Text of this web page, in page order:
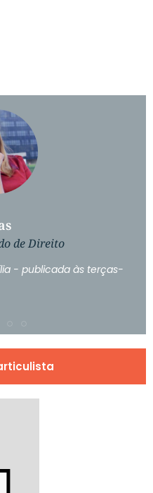
- publicada às terças-
de Direito